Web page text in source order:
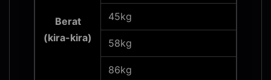
Berat
(kira-kira)
45kg
58kg
86kg